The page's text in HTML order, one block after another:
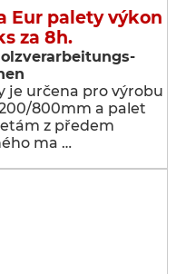
Eur palety výkon
za 8h.
je určena pro výrobu
800mm a palet
z předem
ma …